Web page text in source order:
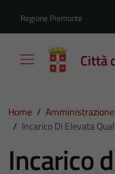
Regione Piemonte
Città
Home / Amministrazione
/ Incarico Di Elevata
Incarico